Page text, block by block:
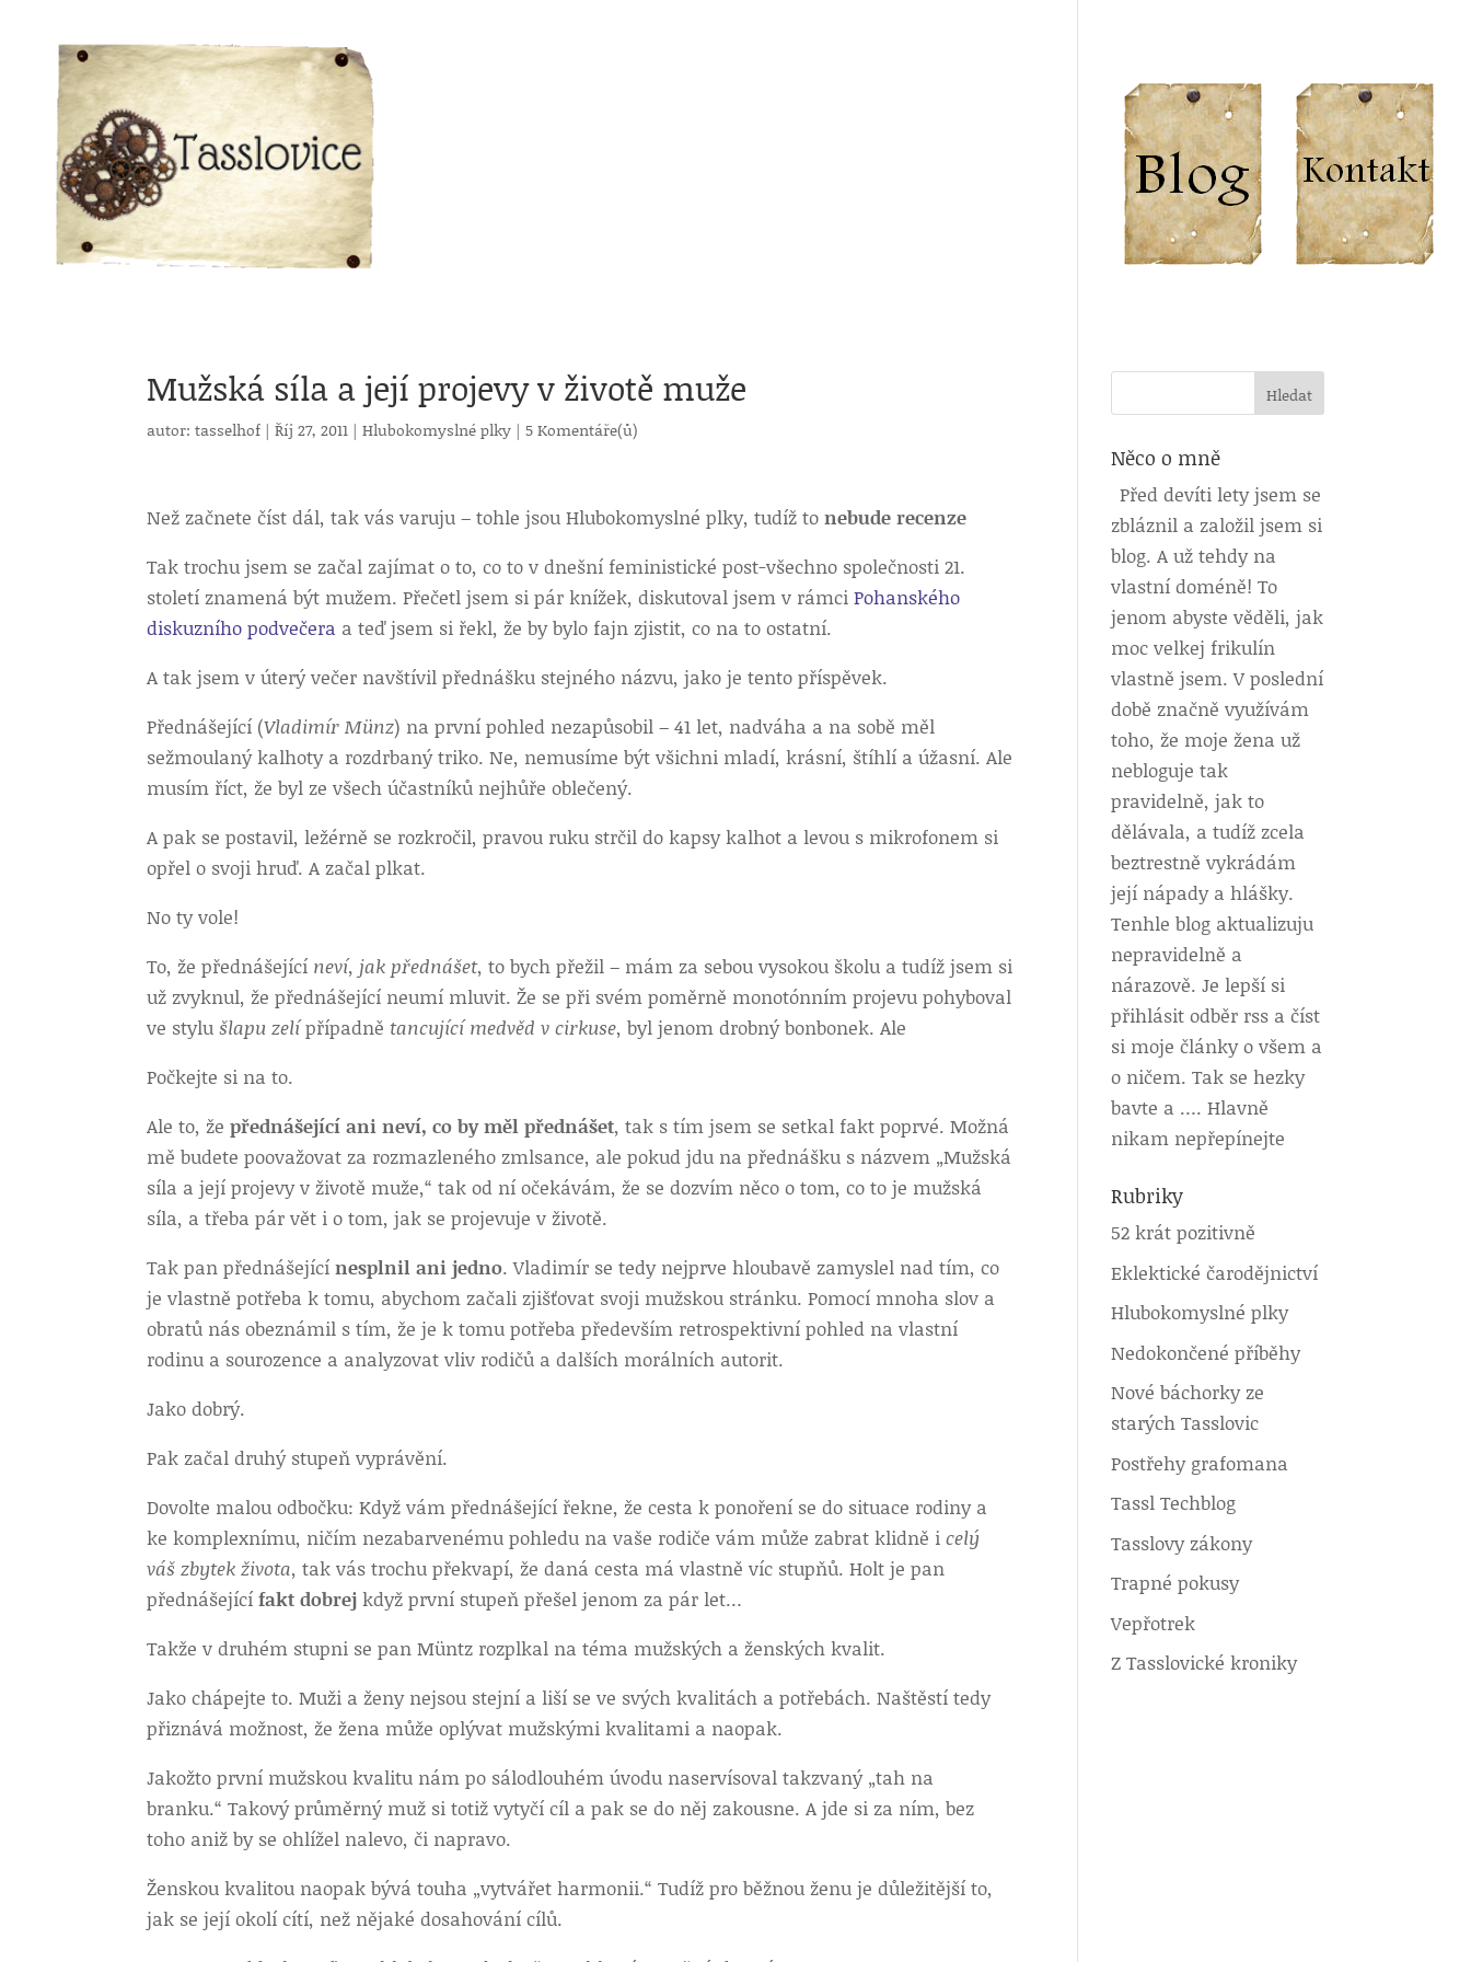
Mužská síla a její projevy v životě muže
autor:tasselhof |Říj 27, 2011 |Hlubokomyslné plky |5 Komentáře(ů)
Než začnete číst dál, tak vás varuju – tohle jsou Hlubokomyslné plky, tudíž tonebude recenze
Tak trochu jsem se začal zajímat o to, co to v dnešní feministické post-všechno společnosti 21.
století znamená být mužem. Přečetl jsem si pár knížek, diskutoval jsem v rámciPohanského
diskuzního podvečera a teď jsem si řekl, že by bylo fajn zjistit, co na to ostatní.
A tak jsem v úterý večer navštívil přednášku stejného názvu, jako je tento příspěvek.
Přednášející (Vladimír Münz) na první pohled nezapůsobil – 41 let, nadváha a na sobě měl
sežmoulaný kalhoty a rozdrbaný triko. Ne, nemusíme být všichni mladí, krásní, štíhlí a úžasní. Ale
musím říct, že byl ze všech účastníků nejhůře oblečený.
A pak se postavil, ležérně se rozkročil, pravou ruku strčil do kapsy kalhot a levou s mikrofonem si
opřel o svoji hruď. A začal plkat.
No ty vole!
To, že přednášející neví, jak přednášet, to bych přežil – mám za sebou vysokou školu a tudíž jsem si
už zvyknul, že přednášející neumí mluvit. Že se při svém poměrně monotónním projevu pohyboval
ve stylušlapu zelípřípadnětancující medvěd v cirkuse, byl jenom drobný bonbonek. Ale
Počkejte si na to.
Ale to, žepřednášející ani neví, co by měl přednášet, tak s tím jsem se setkal fakt poprvé. Možná
mě budete poovažovat za rozmazleného zmlsance, ale pokud jdu na přednášku s názvem „Mužská
síla a její projevy v životě muže,“ tak od ní očekávám, že se dozvím něco o tom, co to je mužská
síla, a třeba pár vět i o tom, jak se projevuje v životě.
Tak pan přednášejícínesplnil ani jedno. Vladimír se tedy nejprve hloubavě zamyslel nad tím, co
je vlastně potřeba k tomu, abychom začali zjišťovat svoji mužskou stránku. Pomocí mnoha slov a
obratů nás obeznámil s tím, že je k tomu potřeba především retrospektivní pohled na vlastní
rodinu a sourozence a analyzovat vliv rodičů a dalších morálních autorit.
Jako dobrý.
Pak začal druhý stupeň vyprávění.
Dovolte malou odbočku: Když vám přednášející řekne, že cesta k ponoření se do situace rodiny a
ke komplexnímu, ničím nezabarvenému pohledu na vaše rodiče vám může zabrat klidně icelý
váš zbytek života, tak vás trochu překvapí, že daná cesta má vlastně víc stupňů. Holt je pan
přednášejícífakt dobrej když první stupeň přešel jenom za pár let…
Takže v druhém stupni se pan Müntz rozplkal na téma mužských a ženských kvalit.
Jako chápejte to. Muži a ženy nejsou stejní a liší se ve svých kvalitách a potřebách. Naštěstí tedy
přiznává možnost, že žena může oplývat mužskými kvalitami a naopak.
Jakožto první mužskou kvalitu nám po sálodlouhém úvodu naservísoval takzvaný „tah na
branku.“ Takový průměrný muž si totiž vytyčí cíl a pak se do něj zakousne. A jde si za ním, bez
toho aniž by se ohlížel nalevo, či napravo.
Ženskou kvalitou naopak bývá touha „vytvářet harmonii.“ Tudíž pro běžnou ženu je důležitější to,
jak se její okolí cítí, než nějaké dosahování cílů.
Něco o mně
Před devíti lety jsem se
zbláznil a založil jsem si
blog. A už tehdy na
vlastní doméně! To
jenom abyste věděli, jak
moc velkej frikulín
vlastně jsem. V poslední
době značně využívám
toho, že moje žena už
nebloguje tak
pravidelně, jak to
dělávala, a tudíž zcela
beztrestně vykrádám
její nápady a hlášky.
Tenhle blog aktualizuju
nepravidelně a
nárazově. Je lepší si
přihlásit odběr rss a číst
si moje články o všem a
o ničem. Tak se hezky
bavte a …. Hlavně
nikam nepřepínejte
Rubriky
52 krát pozitivně
Eklektické čarodějnictví
Hlubokomyslné plky
Nedokončené příběhy
Nové báchorky ze
starých Tasslovic
Postřehy grafomana
Tassl Techblog
Tasslovy zákony
Trapné pokusy
Vepřotrek
Z Tasslovické kroniky